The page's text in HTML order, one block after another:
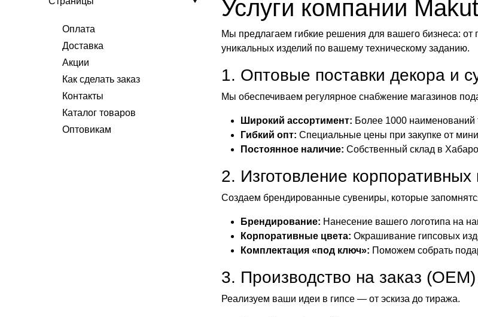
Оплата
Доставка
Акции
Как сделать заказ
Контакты
Каталог товаров
Оптовикам
Услуги компании
Мы предлагаем гибкие решения для вашего бизнеса: от
уникальных изделий по вашему техническому заданию.
1. Оптовые поставки декора и
Мы обеспечиваем регулярное снабжение магазинов
Широкий ассортимент: Более 1000 наименований
Гибкий опт: Специальные цены при закупке от
Постоянное наличие: Собственный склад в
2. Изготовление корпоративных
Создаем брендированные сувениры, которые
Брендирование: Нанесение вашего логотипа на
Корпоративные цвета: Окрашивание гипсовых
Комплектация «под ключ»: Поможем собрать
3. Производство на заказ (OEM)
Реализуем ваши идеи в гипсе — от эскиза до тиража.